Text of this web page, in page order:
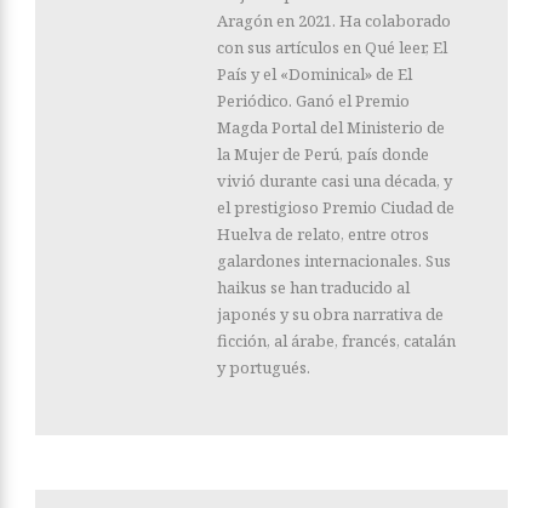
Aragón en 2021. Ha colaborado
con sus artículos en Qué leer, El
País y el «Dominical» de El
Periódico. Ganó el Premio
Magda Portal del Ministerio de
la Mujer de Perú, país donde
vivió durante casi una década, y
el prestigioso Premio Ciudad de
Huelva de relato, entre otros
galardones internacionales. Sus
haikus se han traducido al
japonés y su obra narrativa de
ficción, al árabe, francés, catalán
y portugués.